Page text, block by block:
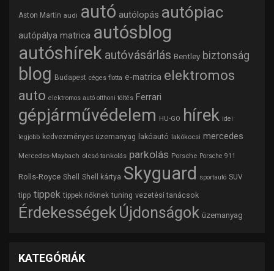
Aston Martin audi autó autólopás autópiac
autópálya matrica autósblog
autóshírek autóvásárlás Bentley biztonság
blog Budapest céges flotta e-matrica elektromos
auto elektromos autó otthoni töltés Ferrari
gépjárművédelem HU-GO hírek idei
legjobb kedvezményes üzemanyag lakóautó lakókocsi mercedes
Mercedes-Maybach olcsó tankolás parkolás Porsche Porsche 911
Rolls-Royce Shell Shell kártya Skyguard sportautó SUV
tipp tippek tippek nőknek tuning vezetési tanácsok
Érdekességek Újdonságok üzemanyag
KATEGÓRIÁK